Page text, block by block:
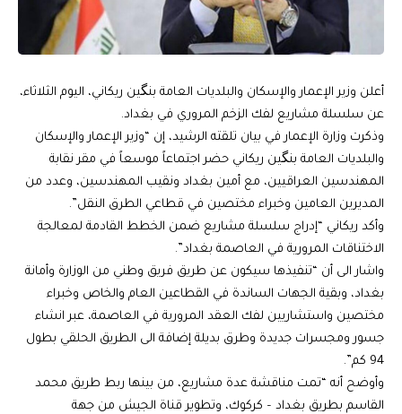
أعلن وزير الإعمار والإسكان والبلديات العامة بنگين ريكاني، اليوم الثلاثاء،
عن سلسلة مشاريع لفك الزخم المروري في بغداد.
وذكرت وزارة الإعمار في بيان تلقته الرشيد، إن “وزير الإعمار والإسكان
والبلديات العامة بنگين ريكاني حضر اجتماعاً موسعاً في مقر نقابة
المهندسين العراقيين، مع أمين بغداد ونقيب المهندسين، وعدد من
المديرين العامين وخبراء مختصين في قطاعي الطرق النقل”.
وأكد ريكاني “إدراج سلسلة مشاريع ضمن الخطط القادمة لمعالجة
الاختناقات المرورية في العاصمة بغداد”.
واشار الى أن “تنفيذها سيكون عن طريق فريق وطني من الوزارة وأمانة
بغداد، وبقية الجهات الساندة في القطاعين العام والخاص وخبراء
مختصين واستشاريين لفك العقد المرورية في العاصمة، عبر انشاء
جسور ومجسرات جديدة وطرق بديلة إضافة الى الطريق الحلقي بطول
94 كم”.
وأوضح أنه “تمت مناقشة عدة مشاريع، من بينها ربط طريق محمد
القاسم بطريق بغداد – كركوك، وتطوير قناة الجيش من جهة